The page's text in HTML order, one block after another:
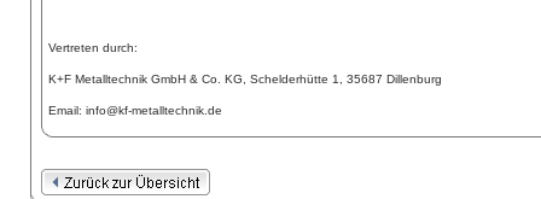
Vertreten durch:
K+F Metalltechnik GmbH & Co. KG, Schelderhütte 1, 35687 Dillenburg
Email: info@kf-metalltechnik.de